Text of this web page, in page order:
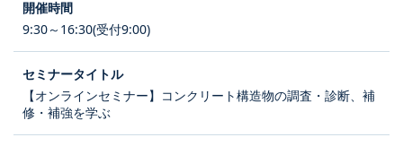
9:30～16:30(受付9:00)
【オンラインセミナー】コンクリート構造物の調査・診断、補
修・補強を学ぶ